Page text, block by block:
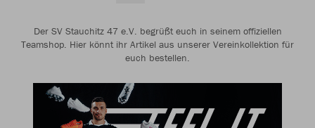
Der SV Stauchitz 47 e.V. begrüßt euch in seinem offiziellen
Teamshop. Hier könnt ihr Artikel aus unserer Vereinkollektion für
euch bestellen.